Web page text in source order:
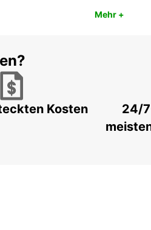
Mehr +
Kosten
24/